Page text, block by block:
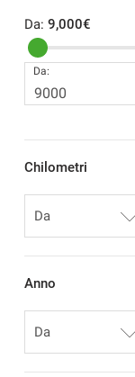
Da: 9,000€
Da:
Chilometri
Anno